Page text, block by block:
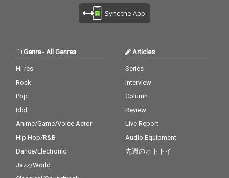
Sync the App
Genre-All Genres
Hi-res
Rock
Pop
Idol
Anime/Game/Voice Actor
Hip Hop/R&B
Dance/Electronic
Jazz/World
Articles
Series
Interview
Column
Review
Live Report
Audio Equipment
先週のオトトイ